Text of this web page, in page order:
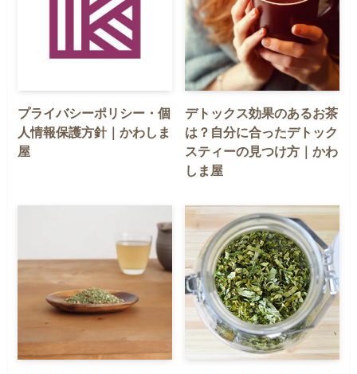
プライバシーポリシー・個
人情報保護方針｜かわしま
屋
デトックス効果のあるお茶
は？自分に合ったデトック
スティーの見つけ方｜かわ
しま屋